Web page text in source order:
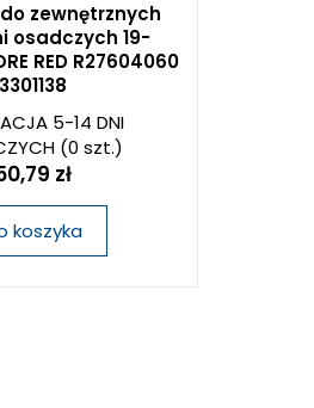
zewnętrznych
osadczych 19-
RED R27604060
3301138
5-14 DNI
(0 szt.)
zł
koszyka